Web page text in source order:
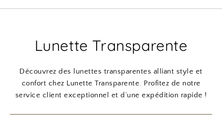
Lunette Transparente
Découvrez des lunettes transparentes alliant style et
confort chez Lunette Transparente. Profitez de notre
service client exceptionnel et d’une expédition rapide !